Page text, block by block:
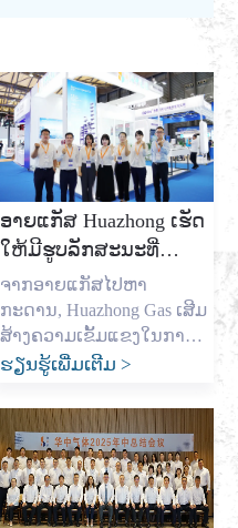
ອາຍແກັສ Huazhong ເຮັດ
ໃຫ້ມີຮູບລັກສະນະທີ່
ງົດງາມໃນງານວາງ
ສະແດງ DIC 2025
ຈາກອາຍແກັສໄປຫາ
ກະດານ, Huazhong Gas ເສີມ
ສ້າງຄວາມເຂັ້ມແຂງໃນການ
ສະແດງການຜະລິດຈາກວັນທີ
ສະແດງເຕັກໂນໂລຢີແລະນະ
ວັດຕະກໍາການສະແດງສາກົນ
ຂອງນະຄອນຊຽງໄຮ້
(Shanghai) ໄດ້ເປີດຂຶ້ນຢ່າງຍິ່ງ
ໃຫຍ່ໃນ Halls E1-E2 ຂອງ
ຮຽນຮູ້ເພີ່ມເຕີມ >